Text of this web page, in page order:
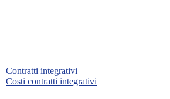
Contratti integrativi
Costi contratti integrativi